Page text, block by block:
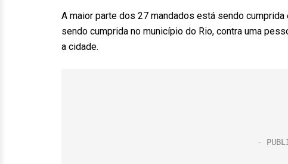
A maior parte dos 27 mandados está sendo
sendo cumprida no município do Rio, contra uma
a cidade.